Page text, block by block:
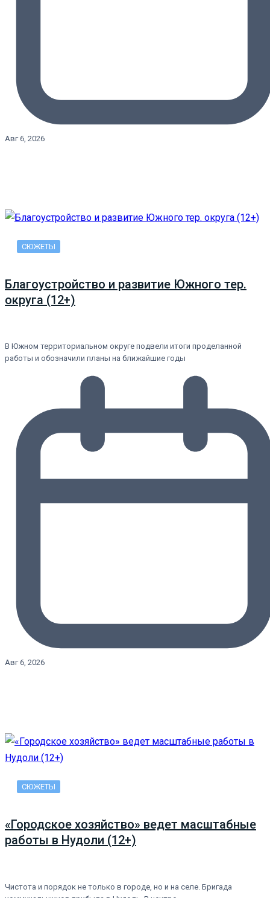
Авг 6, 2026
СЮЖЕТЫ
Благоустройство и развитие Южного тер.
округа (12+)
В Южном территориальном округе подвели итоги проделанной
работы и обозначили планы на ближайшие годы
Авг 6, 2026
СЮЖЕТЫ
«Городское хозяйство» ведет масштабные
работы в Нудоли (12+)
Чистота и порядок не только в городе, но и на селе. Бригада